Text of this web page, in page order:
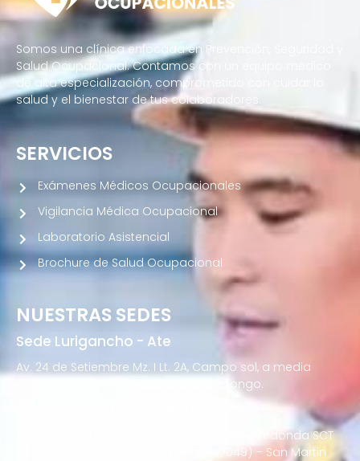
Somos una clínica enfocada en Prevención, Seguridad y
Salud Ocupacional. Contamos con un equipo médico
de alta especialización, comprometido con cuidar la
salud y el bienestar de tus colaboradores.
NUESTRAS SEDES
Sede Lurigancho - Ate
Av. 24 de Setiembre Mz. I Lt. 2A, Campo sol, a media
cuadra del Paradero Cabana, Carapongo.
Av. Francisco Bolognesi Nro. 101 Urb. Mesa Redonda SCT
02 (Esquina con Av. Gerardo Unger 7049) – San Martin
SERVICIOS
Exámenes Médicos Ocupacionales
Vigilancia Médica Ocupacional
Laboratorio Asistencial
Brochure de Salud Ocupacional